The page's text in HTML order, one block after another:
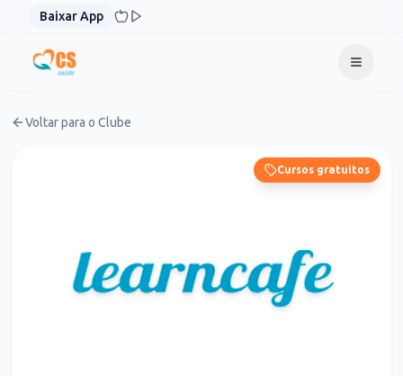
Pular para o conteúdo
Baixar App
Voltar para o Clube
Cursos gratuitos